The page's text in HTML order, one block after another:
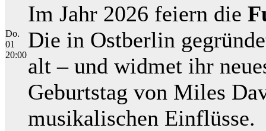
Do.
01
20:00
Im Jahr 2026 feiern die
Die in Ostberlin
alt – und widmet ihr
Geburtstag von Miles
musikalischen Einflüsse.